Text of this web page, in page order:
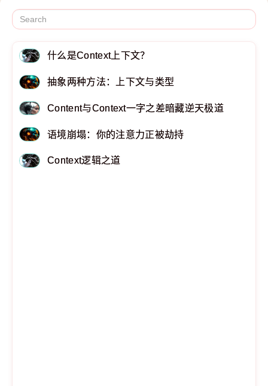
什么是Context上下文？
抽象两种方法：上下文与类型
Content与Context一字之差暗藏逆天极道
语境崩塌：你的注意力正被劫持
Context逻辑之道